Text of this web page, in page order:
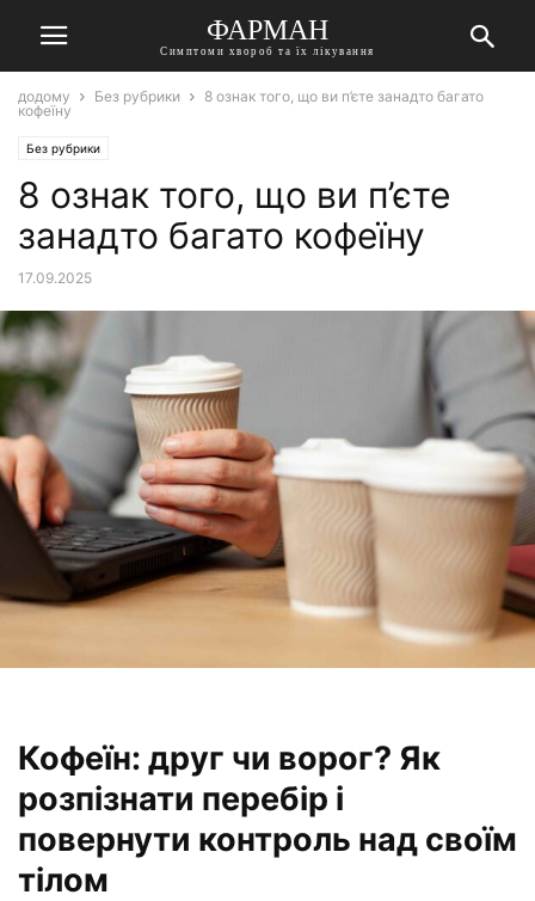
ФАРМАН
Симптоми хвороб та їх лікування
додому Без рубрики
8 ознак того, що ви п’єте занадто багато
кофеїну
Без рубрики
8 ознак того, що ви п’єте
занадто багато кофеїну
17.09.2025
Кофеїн: друг чи ворог? Як
розпізнати перебір і
повернути контроль над своїм
тілом